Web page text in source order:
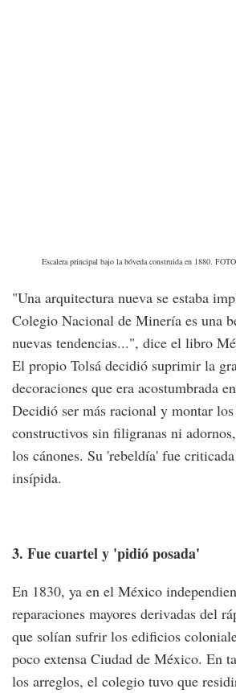
Escalera principal bajo la bóveda construida en 1880.
"Una arquitectura nueva se estaba
Colegio Nacional de Minería es una
nuevas tendencias...", dice el libro
El propio Tolsá decidió suprimir la
decoraciones que era acostumbrada
Decidió ser más racional y montar
constructivos sin filigranas ni
los cánones. Su 'rebeldía' fue
insípida.
3. Fue cuartel y 'pidió posada'
En 1830, ya en el México
reparaciones mayores derivadas del
que solían sufrir los edificios
poco extensa Ciudad de México. En
los arreglos, el colegio tuvo que